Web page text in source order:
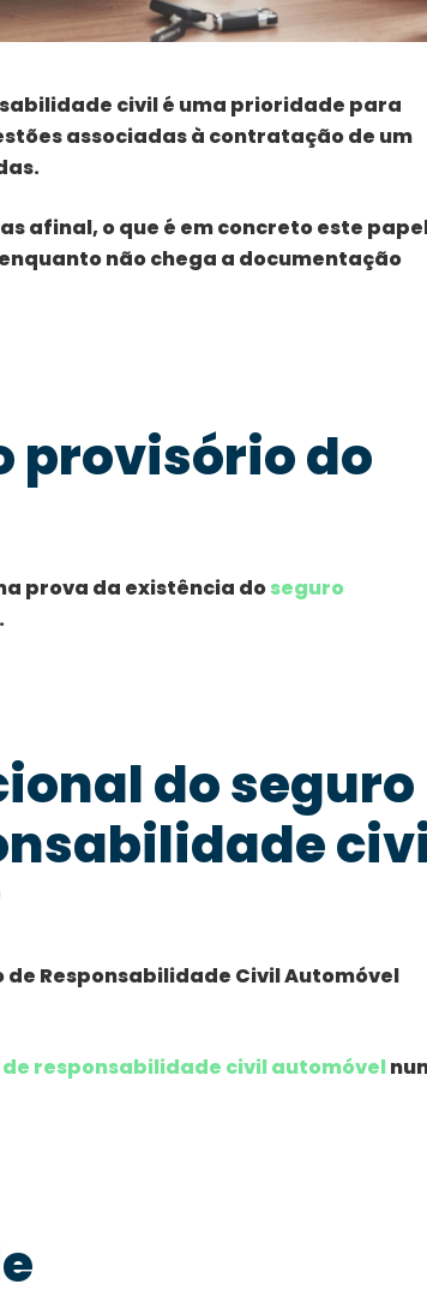
civil é uma prioridade para
associadas à contratação de um
afinal, o que é em concreto este
não chega a documentação
provisório do
prova da existência doseguro
do seguro
Responsabilidade Civil Automóvel
responsabilidade civil automóvel